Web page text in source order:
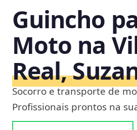
Guincho
Moto na
Real,
Socorro e transporte de
Profissionais prontos na